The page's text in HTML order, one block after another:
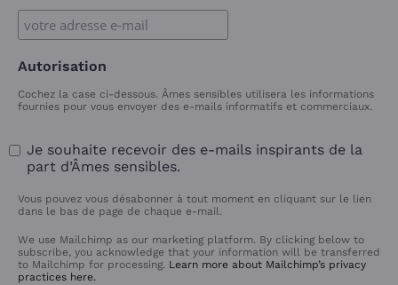
Autorisation
Cochez la case ci-dessous. Âmes sensibles utilisera les informations
fournies pour vous envoyer des e-mails informatifs et commerciaux.
Je souhaite recevoir des e-mails inspirants de la
part d’Âmes sensibles.
Vous pouvez vous désabonner à tout moment en cliquant sur le lien
dans le bas de page de chaque e-mail.
We use Mailchimp as our marketing platform. By clicking below to
subscribe, you acknowledge that your information will be transferred
to Mailchimp for processing. Learn more about Mailchimp’s privacy
practices here.